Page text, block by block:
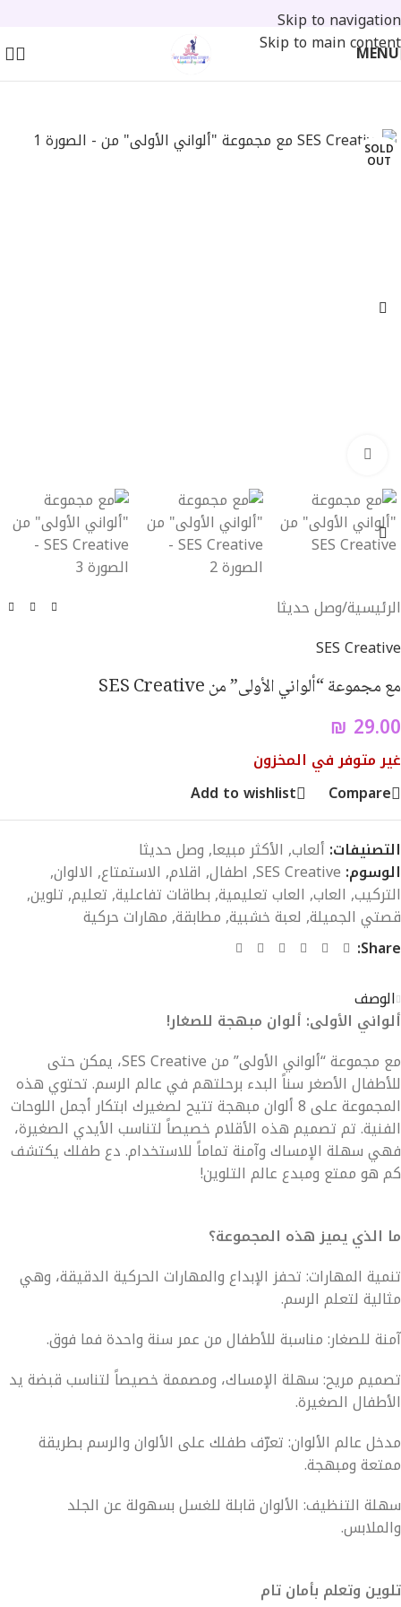
Skip to navigation
Skip to main content
MENU
SOLD
OUT
الرئيسية/وصل حديثا
SES Creative
مع مجموعة “ألواني الأولى” من SES Creative
₪ 29.00
غير متوفر في المخزون
Compare
Add to wishlist
التصنيفات: ألعاب, الأكثر مبيعا,وصل حديثا
الوسوم: SES Creative
, اطفال, اقلام, الاستمتاع, الالوان,
التركيب, العاب, العاب تعليمية,بطاقات تفاعلية,تعليم,تلوين,
قصتي الجميلة, لعبة خشبية,مطابقة,مهارات حركية
Share:
الوصف
ألواني الأولى: ألوان مبهجة للصغار!
مع مجموعة “ألواني الأولى” من SES Creative، يمكن حتى
للأطفال الأصغر سناً البدء برحلتهم في عالم الرسم. تحتوي هذه
المجموعة على 8 ألوان مبهجة تتيح لصغيرك ابتكار أجمل اللوحات
الفنية. تم تصميم هذه الأقلام خصيصاً لتناسب الأيدي الصغيرة،
فهي سهلة الإمساك وآمنة تماماً للاستخدام. دع طفلك يكتشف
كم هو ممتع ومبدع عالم التلوين!
ما الذي يميز هذه المجموعة؟
تنمية المهارات: تحفز الإبداع والمهارات الحركية الدقيقة، وهي
مثالية لتعلم الرسم.
آمنة للصغار: مناسبة للأطفال من عمر سنة واحدة فما فوق.
تصميم مريح: سهلة الإمساك، ومصممة خصيصاً لتناسب قبضة يد
الأطفال الصغيرة.
مدخل عالم الألوان: تعرّف طفلك على الألوان والرسم بطريقة
ممتعة ومبهجة.
سهلة التنظيف: الألوان قابلة للغسل بسهولة عن الجلد
والملابس.
تلوين وتعلم بأمان تام